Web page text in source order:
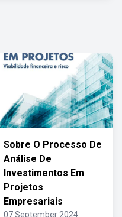
Sobre O Processo De
Análise De
Investimentos Em
Projetos
Empresariais
07 September 2024